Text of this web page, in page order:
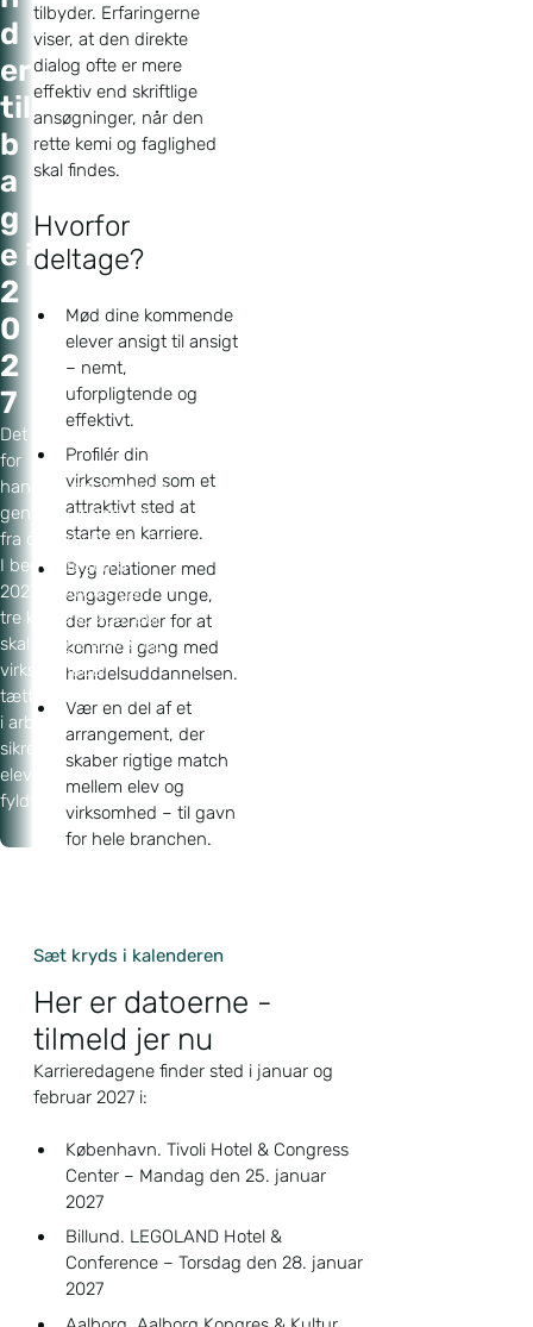
d
er
til
b
a
g
e i
2
0
2
7
Det faglige udvalg
for
handelsuddannelsen
gentager succesen
fra de foregående år.
I begyndelsen af
2027 afholdes igen
tre karrieredage, der
skal bringe elever og
virksomheder
tættere på hinanden
i arbejdet med at
sikre fremtidens
elevpladser bliver
fyldt.
tilbyder. Erfaringerne
viser, at den direkte
dialog ofte er mere
effektiv end skriftlige
ansøgninger, når den
rette kemi og faglighed
skal findes.
Hvorfor
deltage?
Mød dine kommende
elever ansigt til ansigt
– nemt,
uforpligtende og
effektivt.
Profilér din
virksomhed som et
attraktivt sted at
starte en karriere.
Byg relationer med
engagerede unge,
der brænder for at
komme i gang med
handelsuddannelsen.
Vær en del af et
arrangement, der
skaber rigtige match
mellem elev og
virksomhed – til gavn
for hele branchen.
Sæt kryds i kalenderen
Her er datoerne -
tilmeld jer nu
Karrieredagene finder sted i januar og
februar 2027 i:
København. Tivoli Hotel & Congress
Center – Mandag den 25. januar
2027
Billund. LEGOLAND Hotel &
Conference – Torsdag den 28. januar
2027